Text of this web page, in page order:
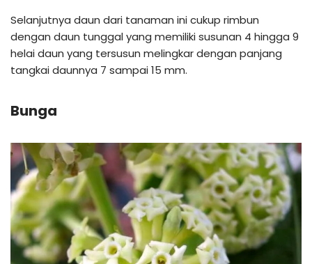
Selanjutnya daun dari tanaman ini cukup rimbun
dengan daun tunggal yang memiliki susunan 4 hingga 9
helai daun yang tersusun melingkar dengan panjang
tangkai daunnya 7 sampai 15 mm.
Bunga